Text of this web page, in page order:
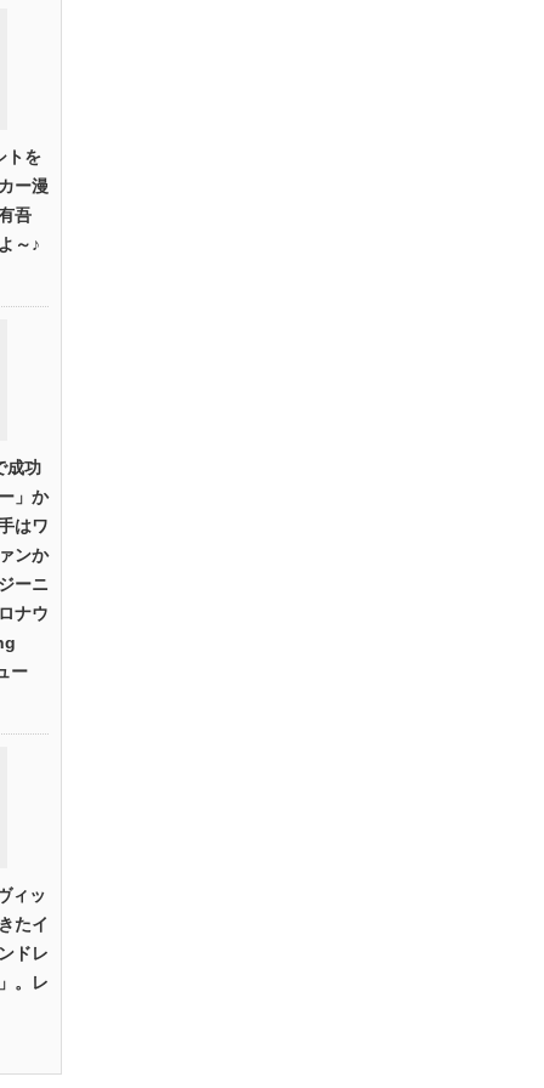
トを
ー漫
吾
～♪
成功
」か
はワ
ンか
ーニ
ナウ
ー
ィッ
たイ
ドレ
。レ